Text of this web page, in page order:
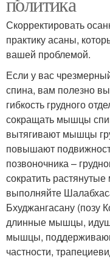
Скорректировать
практику асаны,
вашей проблемой.
Если у вас
спина, вам полезно
гибкость грудного
сокращать мышцы
вытягивают мышцы
повышают
позвоночника –
сократить
выполняйте
Бхуджангасану (позу
длинные мышцы,
мышцы,
частности,